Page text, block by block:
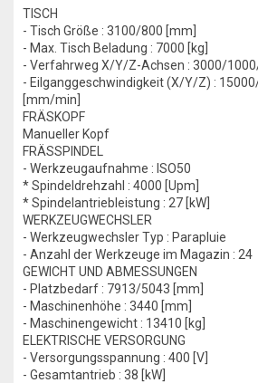
TISCH
- Tisch Größe : 3100/800 [mm]
- Max. Tisch Beladung : 7000 [kg]
- Verfahrweg X/Y/Z-Achsen : 3000/
- Eilganggeschwindigkeit (X/Y/Z) :
[mm/min]
FRÄSKOPF
Manueller Kopf
FRÄSSPINDEL
- Werkzeugaufnahme : ISO50
* Spindeldrehzahl : 4000 [Upm]
* Spindelantriebleistung : 27 [kW]
WERKZEUGWECHSLER
- Werkzeugwechsler Typ : Parapluie
- Anzahl der Werkzeuge im Magazin : 24
GEWICHT UND ABMESSUNGEN
- Platzbedarf : 7913/5043 [mm]
- Maschinenhöhe : 3440 [mm]
- Maschinengewicht : 13410 [kg]
ELEKTRISCHE VERSORGUNG
- Versorgungsspannung : 400 [V]
- Gesamtantrieb : 38 [kW]